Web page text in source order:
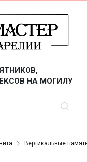
НА МОГИЛУ
Вертикальные